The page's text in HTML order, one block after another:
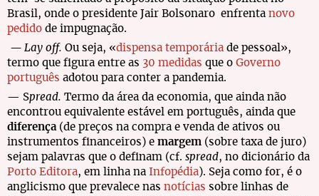
Brasil, onde o presidente Jair Bolsonaro enfrenta novo
pedido de impugnação.
— Lay off. Ou seja, «dispensa temporária de pessoal»,
termo que figura entre as 30 medidas que o Governo
português adotou para conter a pandemia.
— Spread. Termo da área da economia, que ainda não
encontrou equivalente estável em português, ainda que
diferença(de preços na compra e venda de ativos ou
instrumentos financeiros) e margem (sobre taxa de juro)
sejam palavras que o definam (cf. spread, no dicionário da
Porto Editora, em linha na Infopédia). Seja como for, é o
anglicismo que prevalece nas notícias sobre linhas de